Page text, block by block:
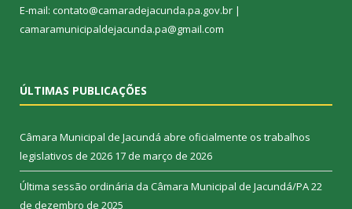
E-mail: contato@camaradejacunda.pa.gov.br |
camaramunicipaldejacunda.pa@gmail.com
ÚLTIMAS PUBLICAÇÕES
Câmara Municipal de Jacundá abre oficialmente os trabalhos
legislativos de 2026 17 de março de 2026
Última sessão ordinária da Câmara Municipal de Jacundá/PA22
de dezembro de 2025